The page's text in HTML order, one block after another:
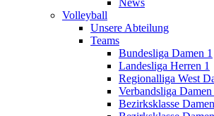
Volleyball
Unsere Abteilung
Teams
Bundesliga Damen 1
Landesliga Herren 1
Regionalliga West
Verbandsliga Damen
Bezirksklasse